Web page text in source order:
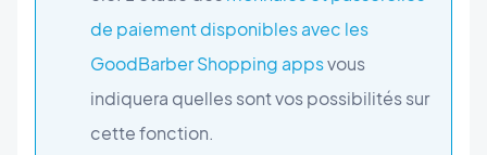
de paiement disponibles avec les
GoodBarber Shopping appsvous
indiquera quelles sont vos possibilités sur
cette fonction.